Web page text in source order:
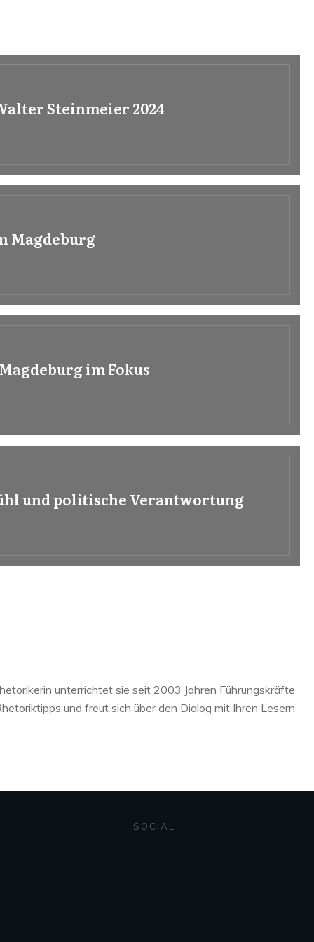
Steinmeier 2024
Magdeburg
im Fokus
und politische Verantwortung
unterrichtet sie seit 2003 Jahren Führungskräfte
und freut sich über den Dialog mit Ihren Lesern
SOCIAL